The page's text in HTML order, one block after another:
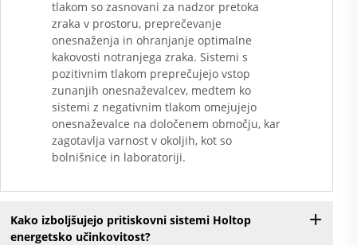
tlakom so zasnovani za nadzor pretoka
zraka v prostoru, preprečevanje
onesnaženja in ohranjanje optimalne
kakovosti notranjega zraka. Sistemi s
pozitivnim tlakom preprečujejo vstop
zunanjih onesnaževalcev, medtem ko
sistemi z negativnim tlakom omejujejo
onesnaževalce na določenem območju, kar
zagotavlja varnost v okoljih, kot so
bolnišnice in laboratoriji.
Kako izboljšujejo pritiskovni sistemi Holtop
energetsko učinkovitost?